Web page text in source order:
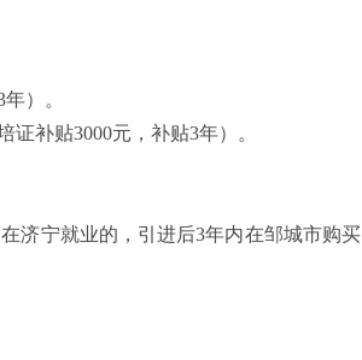
）。
补贴3000元，补贴3年）。
济宁就业的，引进后3年内在邹城市购买